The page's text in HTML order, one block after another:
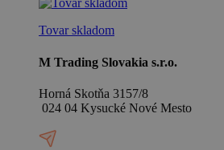
Tovar skladom
M Trading Slovakia s.r.o.
Horná Skotňa 3157/8
024 04 Kysucké Nové Mesto